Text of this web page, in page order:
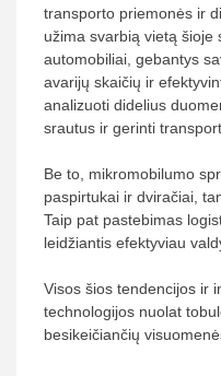
transporto priemonės ir
užima svarbią vietą šioje
automobiliai, gebantys
avarijų skaičių ir
analizuoti didelius
srautus ir gerinti
Be to, mikromobilumo
paspirtukai ir dviračiai,
Taip pat pastebimas
leidžiantis efektyviau
Visos šios tendencijos ir
technologijos nuolat
besikeičiančių